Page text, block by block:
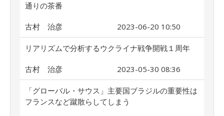
通りの茶番
古村 治彦 2023-06-20 10:50
リアリズムで分析するウクライナ戦争開戦１周年
古村 治彦 2023-05-30 08:36
「グローバル・サウス」主要国ブラジルの重要性は
フランスなど蹴散らしてしまう